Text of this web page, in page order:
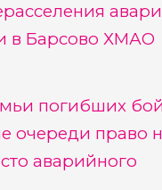
в Барсово ХМАО
погибших
очереди право
аварийного